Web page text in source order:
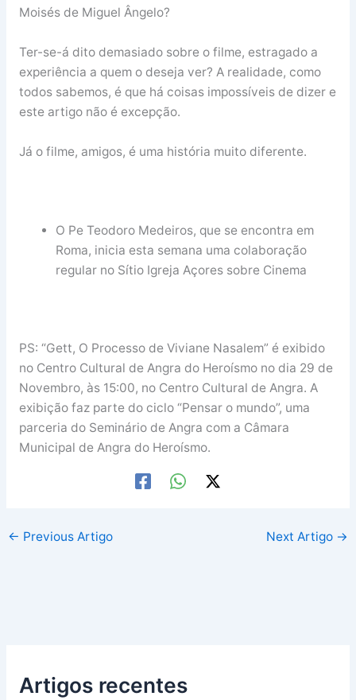
Moisés de Miguel Ângelo?
Ter-se-á dito demasiado sobre o filme, estragado a
experiência a quem o deseja ver? A realidade, como
todos sabemos, é que há coisas impossíveis de dizer e
este artigo não é excepção.
Já o filme, amigos, é uma história muito diferente.
O Pe Teodoro Medeiros, que se encontra em
Roma, inicia esta semana uma colaboração
regular no Sítio Igreja Açores sobre Cinema
PS: “Gett, O Processo de Viviane Nasalem” é exibido
no Centro Cultural de Angra do Heroísmo no dia 29 de
Novembro, às 15:00, no Centro Cultural de Angra. A
exibição faz parte do ciclo “Pensar o mundo”, uma
parceria do Seminário de Angra com a Câmara
Municipal de Angra do Heroísmo.
← Previous Artigo Next Artigo →
Artigos recentes